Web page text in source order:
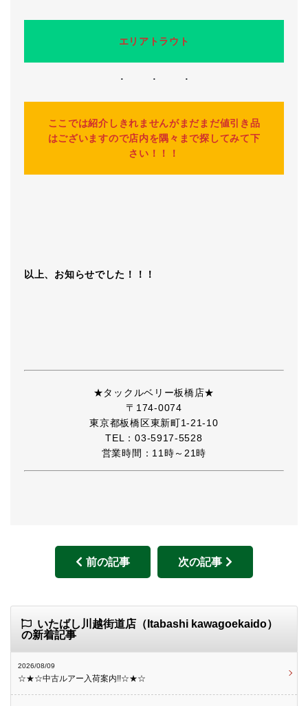
エリアトラウト
ここでは紹介しきれませんがまだまだ値引き品
はございますので店内を隅々まで探してみて下
さい！！！
以上、お知らせでした！！！
★タックルベリー板橋店★
〒174-0074
東京都板橋区東新町1-21-10
TEL：03-5917-5528
営業時間：11時～21時
前の記事 次の記事
いたばし川越街道店（Itabashi kawagoekaido）
の新着記事
2026/08/09
☆★☆中古ルアー入荷案内!!☆★☆